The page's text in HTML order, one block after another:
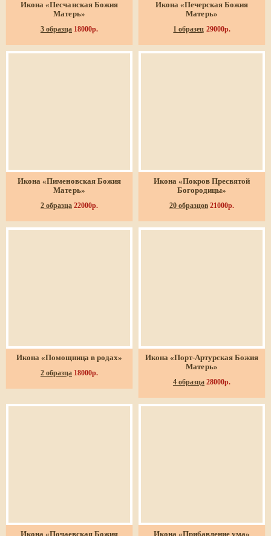
Икона «Песчанская Божия
Матерь»
3 образца 18000р.
Икона «Печерская Божия
Матерь»
1 образец 29000р.
Икона «Пименовская Божия
Матерь»
2 образца 22000р.
Икона «Покров Пресвятой
Богородицы»
20 образцов 21000р.
Икона «Помощница в родах»
2 образца 18000р.
Икона «Порт-Артурская Божия
Матерь»
4 образца 28000р.
Икона «Почаевская Божия Икона «Прибавление ума»